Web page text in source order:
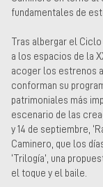
fundamentales de
Tras albergar el
a los espacios de la
acoger los estrenos
conforman su
patrimoniales más
escenario de las
y 14 de septiembre,
Caminero, que los
‘Trilogía’, una
el toque y el baile.